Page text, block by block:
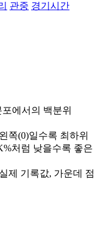
관중 경기시간
에서의 백분위
쪽(0)일수록 최하위
처럼 낮을수록 좋은
제 기록값, 가운데 점